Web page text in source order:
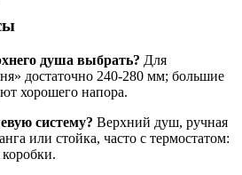
душа выбрать? Для
достаточно 240-280 мм; большие
хорошего напора.
систему? Верхний душ, ручная
или стойка, часто с термостатом: